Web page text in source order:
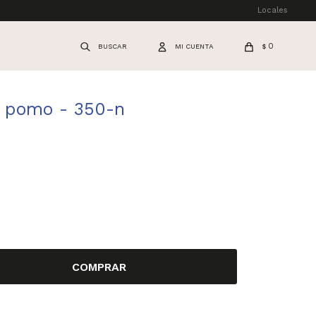
$ 0
Locales
pomo - 350-n
COMPRAR